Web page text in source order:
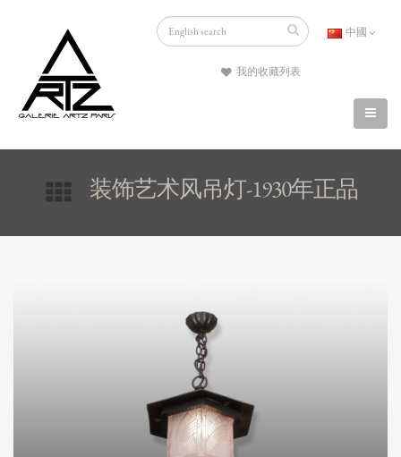
中國
我的收藏列表
装饰艺术风吊灯-1930年正品